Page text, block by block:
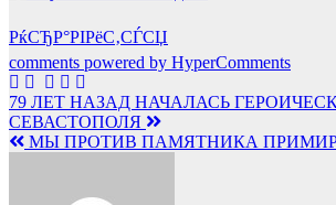
РќСЂР°РІРёС‚СЃСЏ
comments powered by HyperComments
Навигация
по
79 ЛЕТ НАЗАД НАЧАЛАСЬ
СЕВАСТОПОЛЯ
МЫ ПРОТИВ ПАМЯТНИКА